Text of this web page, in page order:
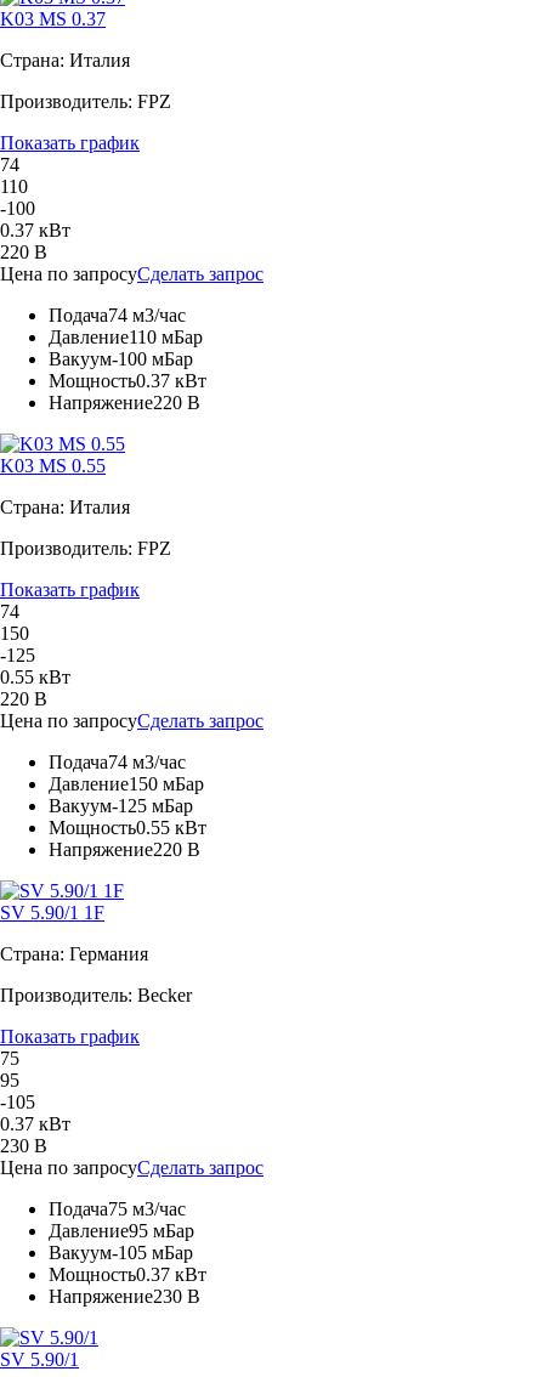
K03 MS 0.37
Страна: Италия
Производитель: FPZ
Показать график
74
110
-100
0.37 кВт
220 В
Цена по запросуСделать запрос
Подача74 м3/час
Давление110 мБар
Вакуум-100 мБар
Мощность0.37 кВт
Напряжение220 В
K03 MS 0.55
Страна: Италия
Производитель: FPZ
Показать график
74
150
-125
0.55 кВт
220 В
Цена по запросуСделать запрос
Подача74 м3/час
Давление150 мБар
Вакуум-125 мБар
Мощность0.55 кВт
Напряжение220 В
SV 5.90/1 1F
Страна: Германия
Производитель: Becker
Показать график
75
95
-105
0.37 кВт
230 В
Цена по запросуСделать запрос
Подача75 м3/час
Давление95 мБар
Вакуум-105 мБар
Мощность0.37 кВт
Напряжение230 В
SV 5.90/1